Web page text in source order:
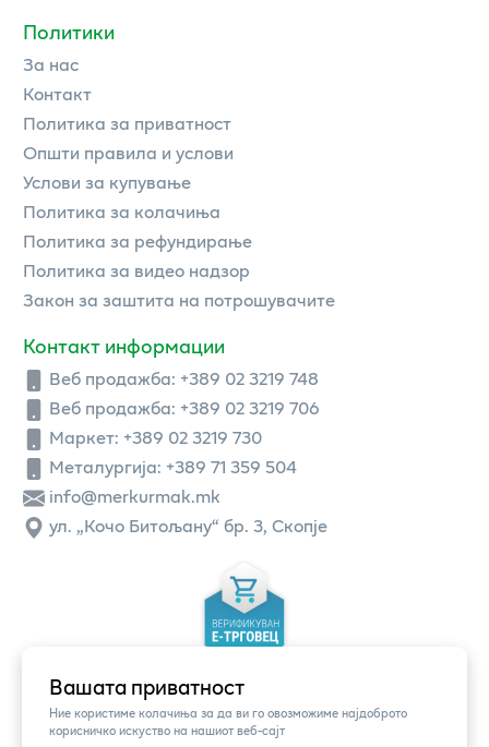
Вашата приватност
Ние користиме колачиња за да ви го овозможиме најдоброто
корисничко искуство на нашиот веб-сајт
Политики
За нас
Контакт
Политика за приватност
Општи правила и услови
Услови за купување
Политика за колачиња
Политика за рефундирање
Политика за видео надзор
Закон за заштита на потрошувачите
Контакт информации
Веб продажба: +389 02 3219 748
Веб продажба: +389 02 3219 706
Маркет: +389 02 3219 730
Металургија: +389 71 359 504
info@merkurmak.mk
ул. „Кочо Битољану“ бр. 3, Скопје